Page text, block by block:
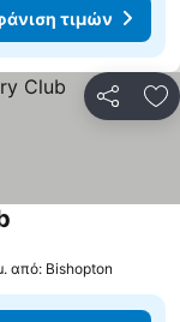
τιμών
από: Bishopton